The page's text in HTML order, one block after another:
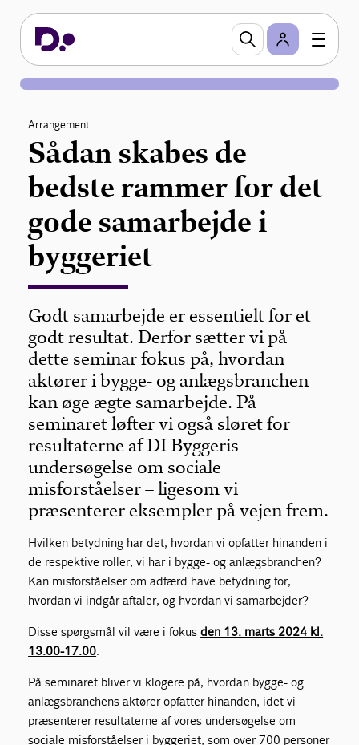
Arrangement
Sådan skabes de
bedste rammer for det
gode samarbejde i
byggeriet
Godt samarbejde er essentielt for et
godt resultat. Derfor sætter vi på
dette seminar fokus på, hvordan
aktører i bygge- og anlægsbranchen
kan øge ægte samarbejde. På
seminaret løfter vi også sløret for
resultaterne af DI Byggeris
undersøgelse om sociale
misforståelser – ligesom vi
præsenterer eksempler på vejen frem.
Hvilken betydning har det, hvordan vi opfatter hinanden i
de respektive roller, vi har i bygge- og anlægsbranchen?
Kan misforståelser om adfærd have betydning for,
hvordan vi indgår aftaler, og hvordan vi samarbejder?
Disse spørgsmål vil være i fokusden 13. marts 2024 kl.
13.00-17.00.
På seminaret bliver vi klogere på, hvordan bygge- og
anlægsbranchens aktører opfatter hinanden, idet vi
præsenterer resultaterne af vores undersøgelse om
sociale misforståelser i byggeriet, som over 700 personer